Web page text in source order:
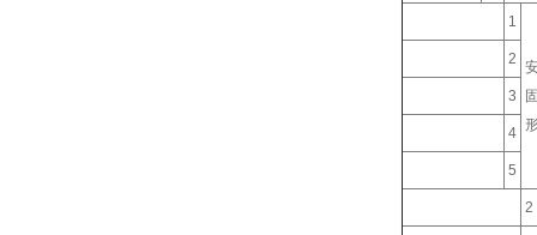
1
2
3
4
5
2